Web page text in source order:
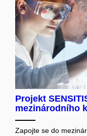
Projekt
mezinárodního
Zapojte se do